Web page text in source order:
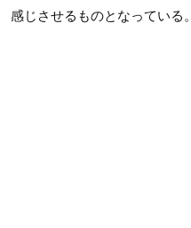
感じさせるものとなっている。